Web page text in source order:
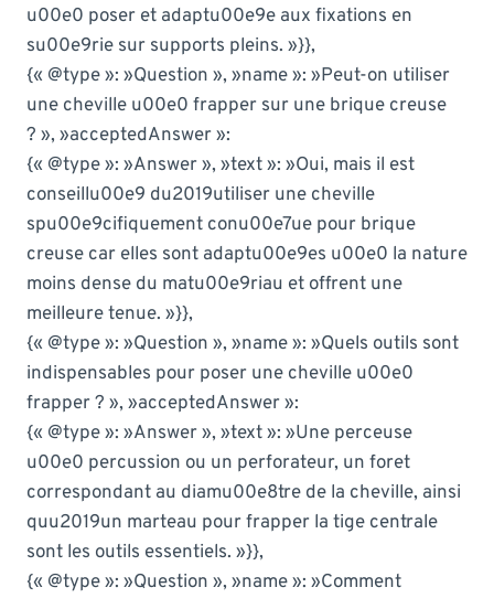
u00e0 poser et adaptu00e9e aux fixations en
su00e9rie sur supports pleins. »}},
{« @type »: »Question », »name »: »Peut-on utiliser
une cheville u00e0 frapper sur une brique creuse
? », »acceptedAnswer »:
{« @type »: »Answer », »text »: »Oui, mais il est
conseillu00e9 du2019utiliser une cheville
spu00e9cifiquement conu00e7ue pour brique
creuse car elles sont adaptu00e9es u00e0 la nature
moins dense du matu00e9riau et offrent une
meilleure tenue. »}},
{« @type »: »Question », »name »: »Quels outils sont
indispensables pour poser une cheville u00e0
frapper ? », »acceptedAnswer »:
{« @type »: »Answer », »text »: »Une perceuse
u00e0 percussion ou un perforateur, un foret
correspondant au diamu00e8tre de la cheville, ainsi
quu2019un marteau pour frapper la tige centrale
sont les outils essentiels. »}},
{« @type »: »Question », »name »: »Comment